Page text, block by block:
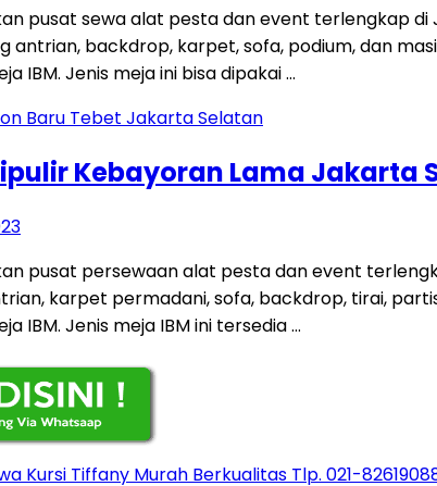
pusat sewa alat pesta dan event terlengkap
antrian, backdrop, karpet, sofa, podium, dan
IBM. Jenis meja ini bisa dipakai …
Kebayoran Lama Jakarta
pusat persewaan alat pesta dan event
karpet permadani, sofa, backdrop, tirai,
IBM. Jenis meja IBM ini tersedia …
Kursi Tiffany Murah Berkualitas Tlp. 021-